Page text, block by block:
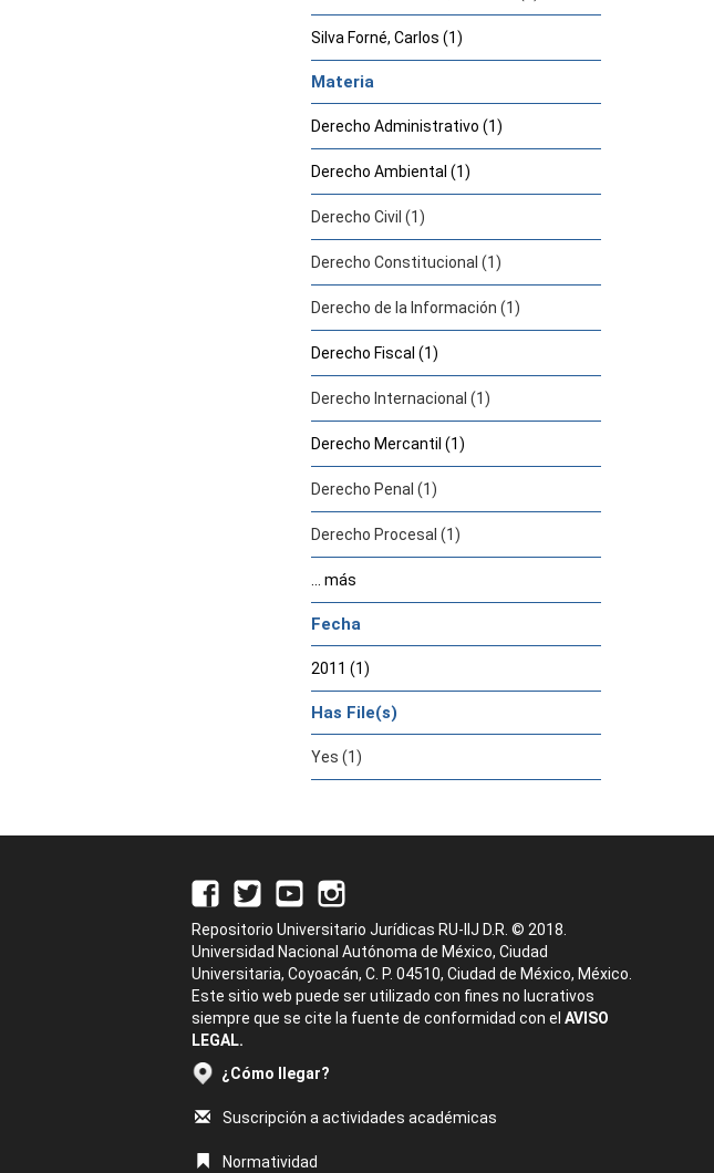
Silva Forné, Carlos (1)
Materia
Derecho Administrativo (1)
Derecho Ambiental (1)
Derecho Civil (1)
Derecho Constitucional (1)
Derecho de la Información (1)
Derecho Fiscal (1)
Derecho Internacional (1)
Derecho Mercantil (1)
Derecho Penal (1)
Derecho Procesal (1)
... más
Fecha
2011 (1)
Has File(s)
Yes (1)
Repositorio Universitario Jurídicas RU-IIJ D.R. © 2018.
Universidad Nacional Autónoma de México, Ciudad
Universitaria, Coyoacán, C. P. 04510, Ciudad de México, México.
Este sitio web puede ser utilizado con fines no lucrativos
siempre que se cite la fuente de conformidad con el AVISO
LEGAL.
¿Cómo llegar?
Suscripción a actividades académicas
Normatividad